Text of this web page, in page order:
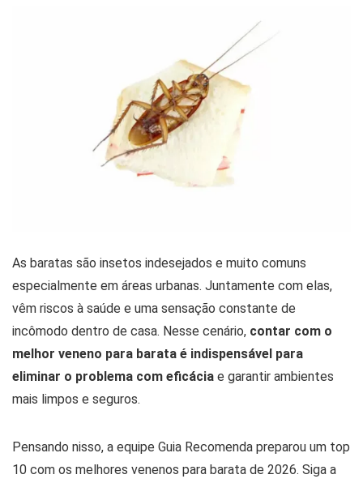
As baratas são insetos indesejados e muito comuns
especialmente em áreas urbanas. Juntamente com elas,
vêm riscos à saúde e uma sensação constante de
incômodo dentro de casa. Nesse cenário, contar com o
melhor veneno para barata é indispensável para
eliminar o problema com eficácia e garantir ambientes
mais limpos e seguros.
Pensando nisso, a equipe Guia Recomenda preparou um top
10 com os melhores venenos para barata de 2026. Siga a